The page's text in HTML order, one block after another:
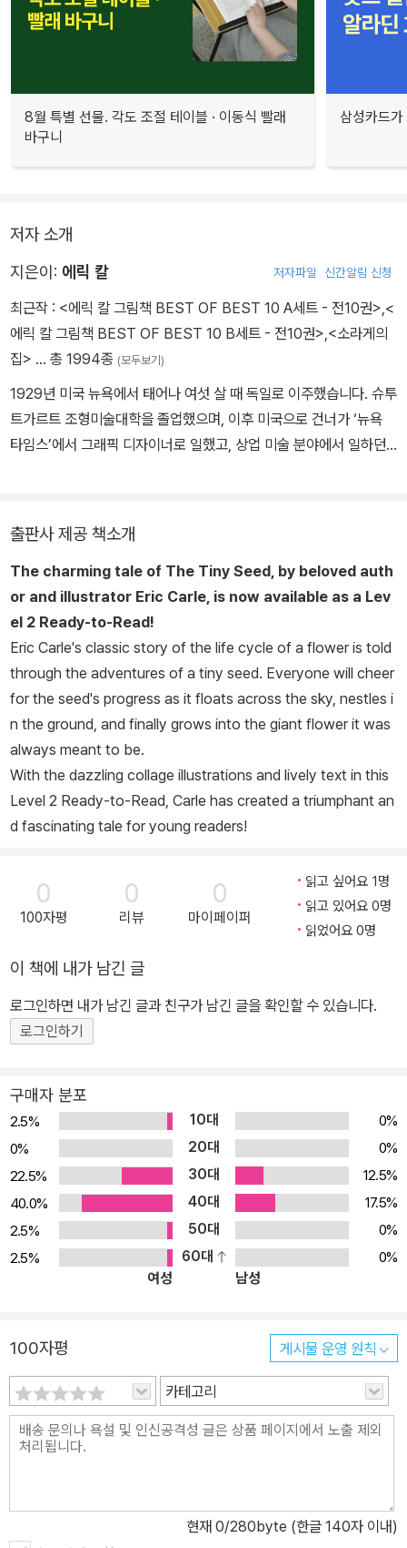
8월 특별 선물. 각도 조절 테이블 · 이동식 빨래
바구니
삼성카드
저자 소개
지은이: 에릭 칼 저자파일 신간알림 신청
최근작 : <에릭 칼 그림책 BEST OF BEST 10 A세트 - 전10권>,<
에릭 칼 그림책 BEST OF BEST 10 B세트 - 전10권>,<소라게의
집> … 총 1994종 (모두보기)
1929년 미국 뉴욕에서 태어나 여섯 살 때 독일로 이주했습니다. 슈투
트가르트 조형미술대학을 졸업했으며, 이후 미국으로 건너가 ‘뉴욕
타임스’에서 그래픽 디자이너로 일했고, 상업 미술 분야에서 일하던
번역되어서 전 세계에서 3,300만 권이 팔리기도 했습니다. 깊이 있
고 매력적인 그의 작품 세계는 ‘로라 잉걸스 와일더 상’, ‘볼로냐 아동
도서전 그래픽 상’ 등 세계적으로 권위 있는 상들을 수상하며 작품성
을 인정받고 있습니다.
출판사 제공 책소개
The charming tale of The Tiny Seed, by beloved auth
or and illustrator Eric Carle, is now available as a Lev
el 2 Ready-to-Read!
Eric Carle's classic story of the life cycle of a flower is told
through the adventures of a tiny seed. Everyone will cheer
for the seed's progress as it floats across the sky, nestles i
n the ground, and finally grows into the giant flower it was
always meant to be.
With the dazzling collage illustrations and lively text in this
Level 2 Ready-to-Read, Carle has created a triumphant an
d fascinating tale for young readers!
0
100자평
0
리뷰
0
마이페이퍼
읽고 싶어요 1명
읽고 있어요 0명
읽었어요 0명
이 책에 내가 남긴 글
로그인하면 내가 남긴 글과 친구가 남긴 글을 확인할 수 있습니다.
로그인하기
구매자 분포
2.5% 10대
0%
0%
20대
0%
22.5%
30대
12.5%
40.0%
40대
17.5%
2.5%
50대
0%
2.5%
60대
0%
여성
남성
100자평 게시물 운영 원칙
카테고리
현재 0/280byte (한글 140자 이내)